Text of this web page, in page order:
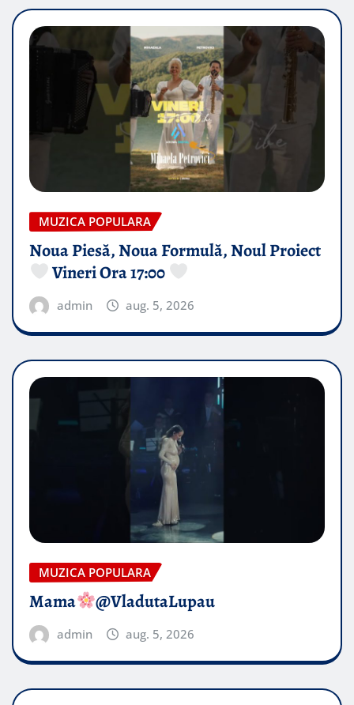
MUZICA POPULARA
Noua Piesă, Noua Formulă, Noul Proiect
Vineri Ora 17:00
admin aug. 5, 2026
MUZICA POPULARA
Mama @VladutaLupau
admin aug. 5, 2026